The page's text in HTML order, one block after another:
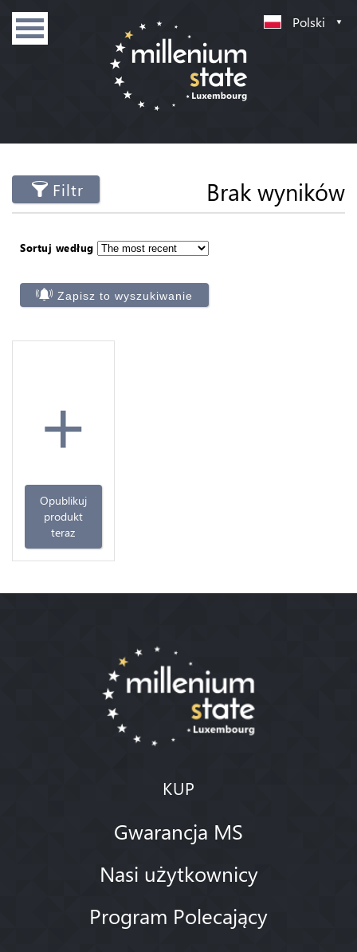
Polski
Filtr Brak wyników
Sortuj według
Zapisz to wyszukiwanie
+
Opublikuj
produkt
teraz
KUP
Gwarancja MS
Nasi użytkownicy
Program Polecający